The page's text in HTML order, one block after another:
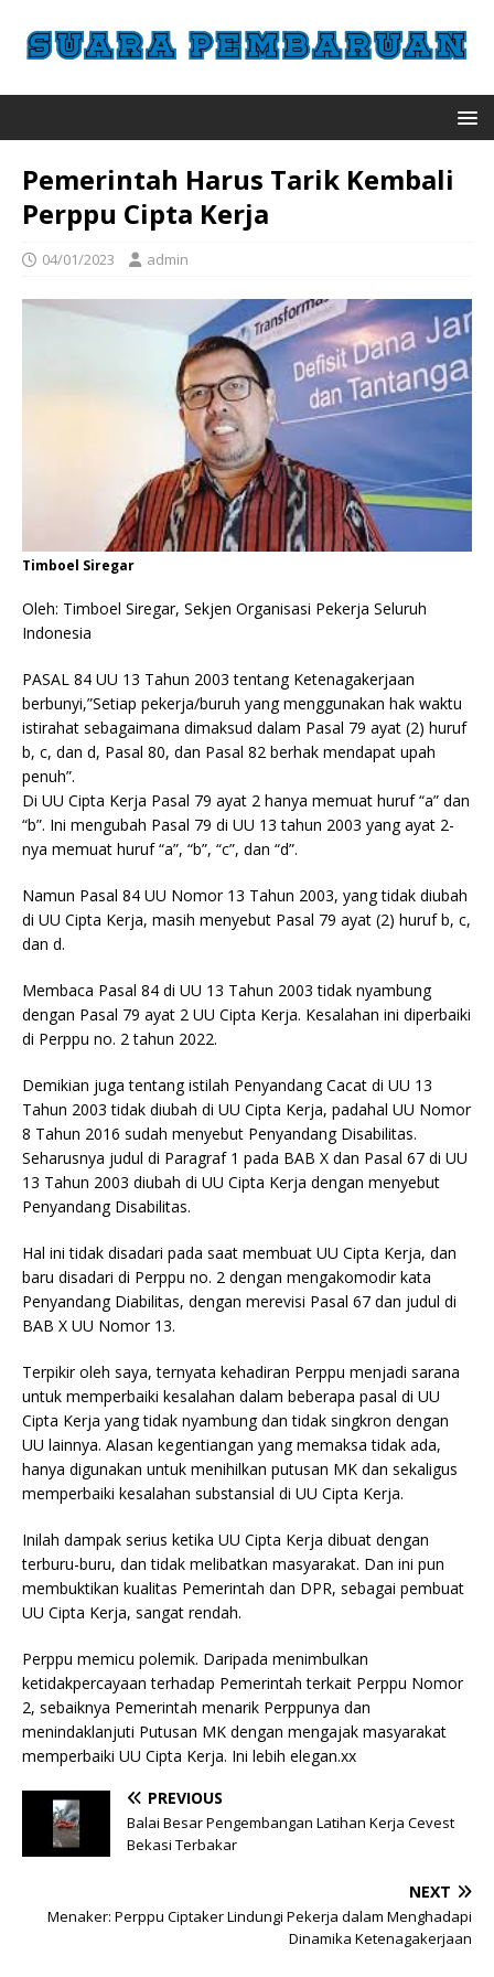
Pemerintah Harus Tarik Kembali
Perppu Cipta Kerja
04/01/2023 admin
Timboel Siregar
Oleh: Timboel Siregar, Sekjen Organisasi Pekerja Seluruh
Indonesia
PASAL 84 UU 13 Tahun 2003 tentang Ketenagakerjaan
berbunyi,”Setiap pekerja/buruh yang menggunakan hak waktu
istirahat sebagaimana dimaksud dalam Pasal 79 ayat (2) huruf
b, c, dan d, Pasal 80, dan Pasal 82 berhak mendapat upah
penuh”.
Di UU Cipta Kerja Pasal 79 ayat 2 hanya memuat huruf “a” dan
“b”. Ini mengubah Pasal 79 di UU 13 tahun 2003 yang ayat 2-
nya memuat huruf “a”, “b”, “c”, dan “d”.
Namun Pasal 84 UU Nomor 13 Tahun 2003, yang tidak diubah
di UU Cipta Kerja, masih menyebut Pasal 79 ayat (2) huruf b, c,
dan d.
Membaca Pasal 84 di UU 13 Tahun 2003 tidak nyambung
dengan Pasal 79 ayat 2 UU Cipta Kerja. Kesalahan ini diperbaiki
di Perppu no. 2 tahun 2022.
Demikian juga tentang istilah Penyandang Cacat di UU 13
Tahun 2003 tidak diubah di UU Cipta Kerja, padahal UU Nomor
8 Tahun 2016 sudah menyebut Penyandang Disabilitas.
Seharusnya judul di Paragraf 1 pada BAB X dan Pasal 67 di UU
13 Tahun 2003 diubah di UU Cipta Kerja dengan menyebut
Penyandang Disabilitas.
Hal ini tidak disadari pada saat membuat UU Cipta Kerja, dan
baru disadari di Perppu no. 2 dengan mengakomodir kata
Penyandang Diabilitas, dengan merevisi Pasal 67 dan judul di
BAB X UU Nomor 13.
Terpikir oleh saya, ternyata kehadiran Perppu menjadi sarana
untuk memperbaiki kesalahan dalam beberapa pasal di UU
Cipta Kerja yang tidak nyambung dan tidak singkron dengan
UU lainnya. Alasan kegentiangan yang memaksa tidak ada,
hanya digunakan untuk menihilkan putusan MK dan sekaligus
memperbaiki kesalahan substansial di UU Cipta Kerja.
Inilah dampak serius ketika UU Cipta Kerja dibuat dengan
terburu-buru, dan tidak melibatkan masyarakat. Dan ini pun
membuktikan kualitas Pemerintah dan DPR, sebagai pembuat
UU Cipta Kerja, sangat rendah.
Perppu memicu polemik. Daripada menimbulkan
ketidakpercayaan terhadap Pemerintah terkait Perppu Nomor
2, sebaiknya Pemerintah menarik Perppunya dan
menindaklanjuti Putusan MK dengan mengajak masyarakat
memperbaiki UU Cipta Kerja. Ini lebih elegan.xx
PREVIOUS
Balai Besar Pengembangan Latihan Kerja Cevest
Bekasi Terbakar
NEXT
Menaker: Perppu Ciptaker Lindungi Pekerja dalam Menghadapi
Dinamika Ketenagakerjaan